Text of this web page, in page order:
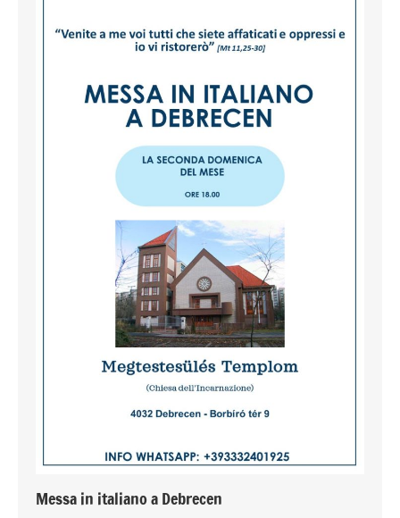
Messa in italiano a Debrecen